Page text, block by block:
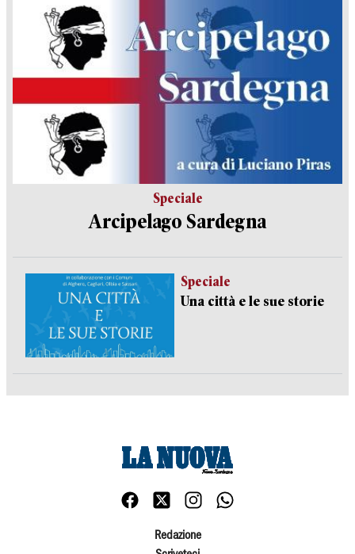
Speciale
Arcipelago Sardegna
Speciale
Una città e le sue storie
Redazione